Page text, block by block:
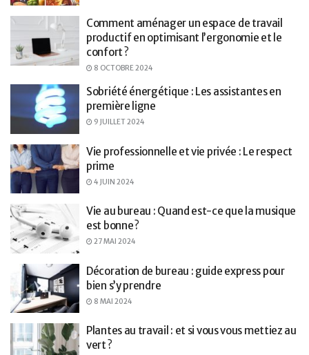
Comment aménager un espace de travail
productif en optimisant l’ergonomie et le
confort ?
8 OCTOBRE 2024
Sobriété énergétique : Les assistantes en
première ligne
9 JUILLET 2024
Vie professionnelle et vie privée : Le respect
prime
4 JUIN 2024
Vie au bureau : Quand est-ce que la musique
est bonne ?
27 MAI 2024
Décoration de bureau : guide express pour
bien s’y prendre
8 MAI 2024
Plantes au travail : et si vous vous mettiez au
vert ?